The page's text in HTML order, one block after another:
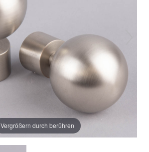
Vergrößern durch berühren